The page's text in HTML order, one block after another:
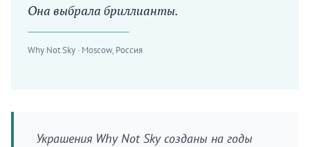
Она выбрала бриллианты.
Why Not Sky · Moscow, Россия
Украшения Why Not Sky созданы на годы